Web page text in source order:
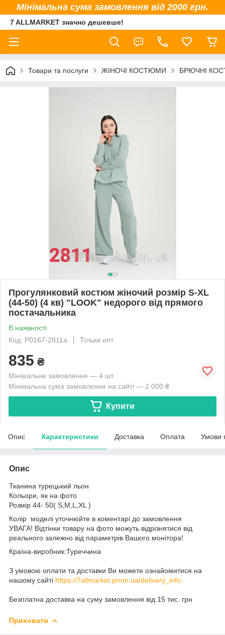
Мінімальна сума замовлення від 2000 грн.
7 ALLMARKET значно дешевше!
Товари та послуги ЖІНОЧІ КОСТЮМИ БРЮЧНІ
Прогулянковий костюм жіночий розмір S-XL
(44-50) (4 кв) "LOOK" недорого від прямого
постачальника
В наявності
Код: P0167-2811a
Тільки опт
835 ₴
Мінімальне замовлення — 4 шт.
Мінімальна сума замовлення на сайті — 2 000 ₴
Купити
Опис Характеристики Доставка Оплата Умови
Опис
Тканина турецький льон
Кольори, як на фото
Розмір 44- 50( S,M,L,XL )
Колір моделі уточнюйте в коментарі до замовлення
УВАГА! Відтінки товару на фото можуть відрізнятися від
реального залежно від параметрів Вашого монітора!
Країна-виробник:Туреччина
З умовою оплати та доставки Ви можете ознайомитися на
нашому сайті https://7allmarket.prom.ua/delivery_info
Безплатна доставка на суму замовлення від 15 тис. грн
Приховати